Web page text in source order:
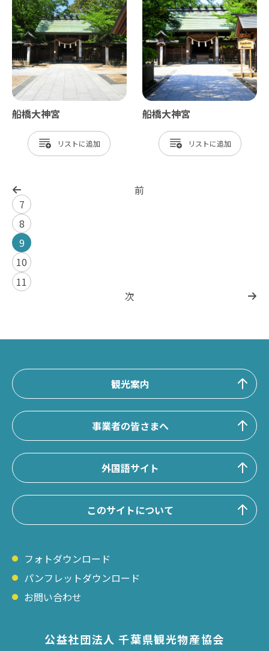
船橋大神宮
リスト
船橋大神宮
リスト
前
7
8
9
10
11
次
観光案内
事業者の皆さまへ
外国語サイト
このサイトについて
フォトダウンロード
パンフレットダウンロード
お問い合わせ
公益社団法人 千葉県観光物産協会